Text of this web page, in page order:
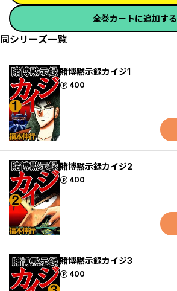
全巻カートに追加する
同シリーズ一覧
賭博黙示録カイジ1
400
ポイント
賭博黙示録カイジ2
400
ポイント
賭博黙示録カイジ3
400
ポイント